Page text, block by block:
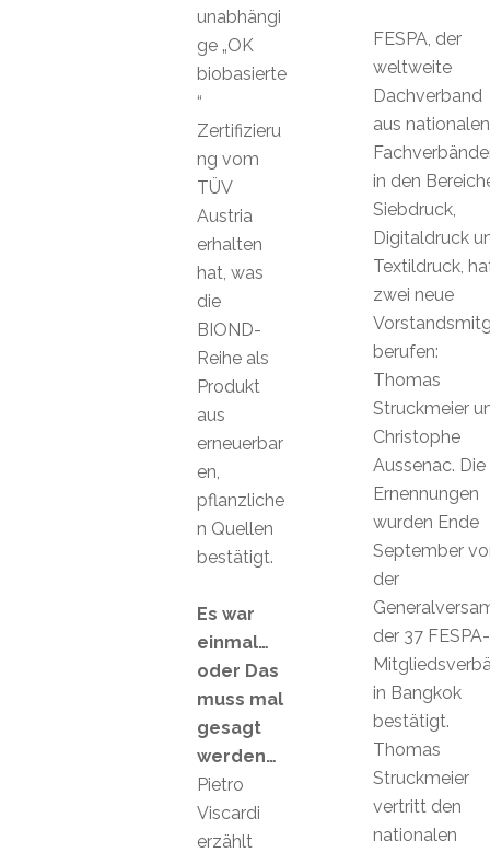
FESPA, der
weltweite
Dachverband
aus nationalen
in den
Siebdruck,
Digitaldruck
Textildruck,
zwei neue
berufen:
Thomas
Struckmeier
Christophe
Aussenac. Die
Ernennungen
wurden Ende
September
der
der 37 FESPA-
in Bangkok
bestätigt.
Thomas
Struckmeier
vertritt den
nationalen
unabhängi
ge „OK
biobasierte
“
Zertifizieru
ng vom
TÜV
Austria
erhalten
hat, was
die
BIOND-
Reihe als
Produkt
aus
erneuerbar
en,
pflanzliche
n Quellen
bestätigt.
Es war
einmal…
oder Das
muss mal
gesagt
werden…
Pietro
Viscardi
erzählt